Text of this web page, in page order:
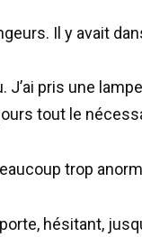
Il y avait
J’ai pris une
tout le
trop
hésitant,